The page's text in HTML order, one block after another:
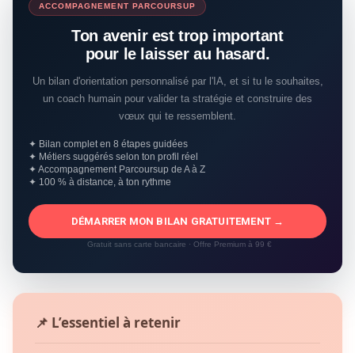
ACCOMPAGNEMENT PARCOURSUP
Ton avenir est trop important
pour le laisser au hasard.
Un bilan d'orientation personnalisé par l'IA, et si tu le souhaites,
un coach humain pour valider ta stratégie et construire des
vœux qui te ressemblent.
✦ Bilan complet en 8 étapes guidées
✦ Métiers suggérés selon ton profil réel
✦ Accompagnement Parcoursup de A à Z
✦ 100 % à distance, à ton rythme
DÉMARRER MON BILAN GRATUITEMENT →
Gratuit sans carte bancaire · Offre Premium à 99 €
📌 L’essentiel à retenir